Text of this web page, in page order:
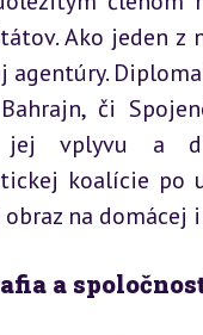
Ako jeden
agentúry.
či
jej vplyvu a
koalície po
na domácej
a